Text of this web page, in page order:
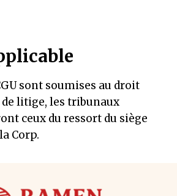
sont soumises au droit
de litige, les tribunaux
ceux du ressort du siège
Corp.